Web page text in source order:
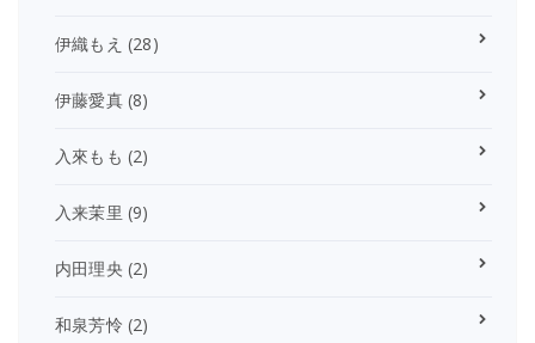
伊織もえ (28)
伊藤愛真(8)
入來もも (2)
入来茉里 (9)
内田理央 (2)
和泉芳怜 (2)